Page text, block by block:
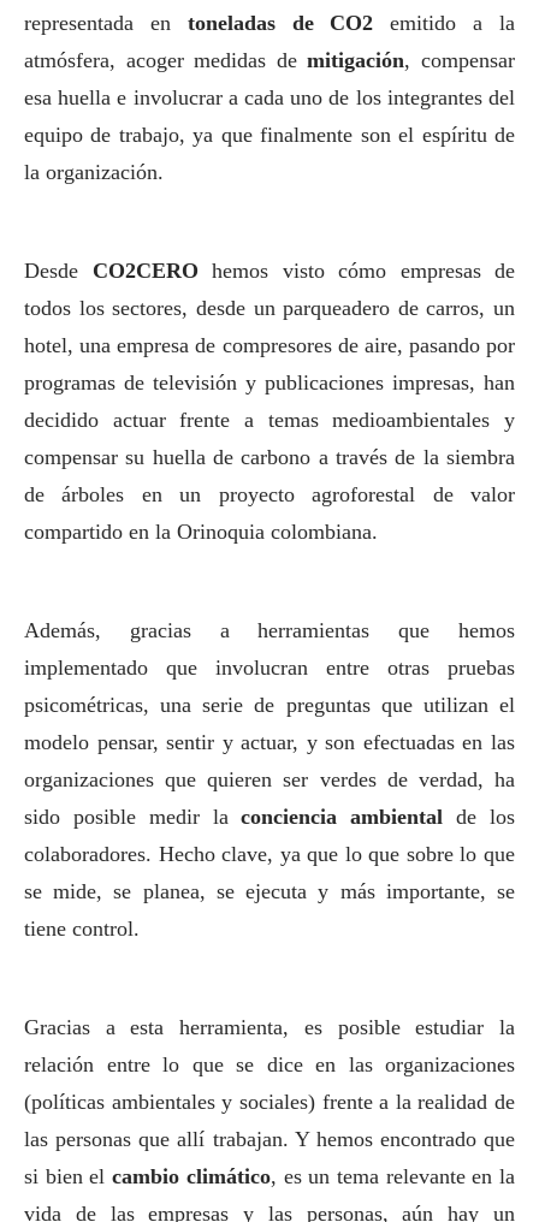
representada entoneladas de CO2 emitido a la
atmósfera, acoger medidas demitigación, compensar
esa huella e involucrar a cada uno de los integrantes del
equipo de trabajo, ya que finalmente son el espíritu de
la organización.
Desde CO2CERO hemos visto cómo empresas de
todos los sectores, desde un parqueadero de carros, un
hotel, una empresa de compresores de aire, pasando por
programas de televisión y publicaciones impresas, han
decidido actuar frente a temas medioambientales y
compensar su huella de carbono a través de la siembra
de árboles en un proyecto agroforestal de valor
compartido en la Orinoquia colombiana.
Además, gracias a herramientas que hemos
implementado que involucran entre otras pruebas
psicométricas, una serie de preguntas que utilizan el
modelo pensar, sentir y actuar, y son efectuadas en las
organizaciones que quieren ser verdes de verdad, ha
sido posible medir laconciencia ambientalde los
colaboradores. Hecho clave, ya que lo que sobre lo que
se mide, se planea, se ejecuta y más importante, se
tiene control.
Gracias a esta herramienta, es posible estudiar la
relación entre lo que se dice en las organizaciones
(políticas ambientales y sociales) frente a la realidad de
las personas que allí trabajan. Y hemos encontrado que
si bien elcambio climático, es un tema relevante en la
vida de las empresas y las personas, aún hay un